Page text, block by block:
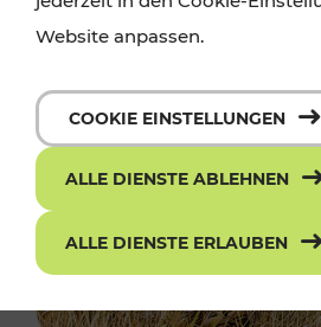
Website anpassen.
COOKIE EINSTELLUNGEN
ALLE DIENSTE ABLEHNEN
ALLE DIENSTE ERLAUBEN